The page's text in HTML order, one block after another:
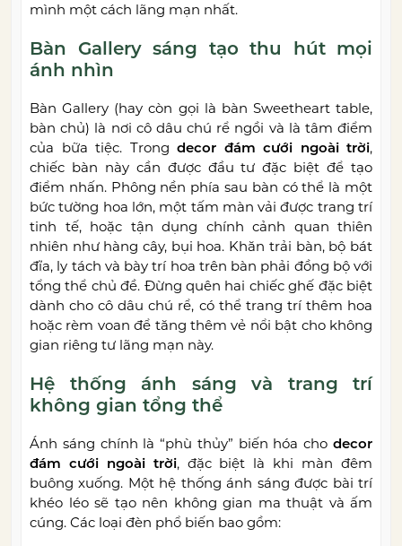
mình một cách lãng mạn nhất.
Bàn Gallery sáng tạo thu hút mọi
ánh nhìn
Bàn Gallery (hay còn gọi là bàn Sweetheart table,
bàn chủ) là nơi cô dâu chú rể ngồi và là tâm điểm
của bữa tiệc. Trong decor đám cưới ngoài trời,
chiếc bàn này cần được đầu tư đặc biệt để tạo
điểm nhấn. Phông nền phía sau bàn có thể là một
bức tường hoa lớn, một tấm màn vải được trang trí
tinh tế, hoặc tận dụng chính cảnh quan thiên
nhiên như hàng cây, bụi hoa. Khăn trải bàn, bộ bát
đĩa, ly tách và bày trí hoa trên bàn phải đồng bộ với
tổng thể chủ đề. Đừng quên hai chiếc ghế đặc biệt
dành cho cô dâu chú rể, có thể trang trí thêm hoa
hoặc rèm voan để tăng thêm vẻ nổi bật cho không
gian riêng tư lãng mạn này.
Hệ thống ánh sáng và trang trí
không gian tổng thể
Ánh sáng chính là “phù thủy” biến hóa cho decor
đám cưới ngoài trời, đặc biệt là khi màn đêm
buông xuống. Một hệ thống ánh sáng được bài trí
khéo léo sẽ tạo nên không gian ma thuật và ấm
cúng. Các loại đèn phổ biến bao gồm: